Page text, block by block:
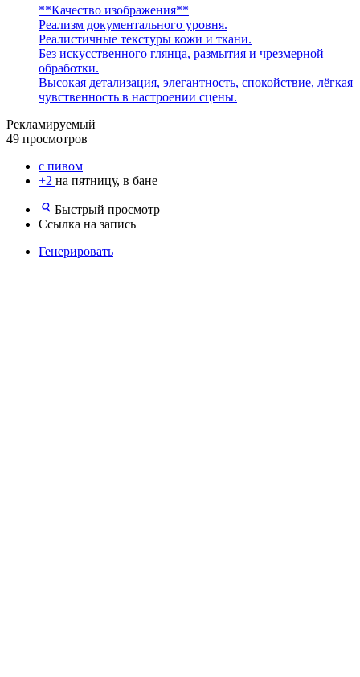
**Качество изображения**
Реализм документального уровня.
Реалистичные текстуры кожи и ткани.
Без искусственного глянца, размытия и чрезмерной
обработки.
Высокая детализация, элегантность, спокойствие, лёгкая
чувственность в настроении сцены.
Рекламируемый
49 просмотров
с пивом
+2 на пятницу, в бане
Быстрый просмотр
Ссылка на запись
Генерировать